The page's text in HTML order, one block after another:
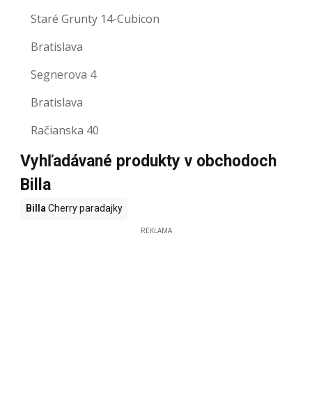
Staré Grunty 14-Cubicon
Bratislava
Segnerova 4
Bratislava
Račianska 40
Vyhľadávané produkty v obchodoch
Billa
Billa Cherry paradajky
REKLAMA